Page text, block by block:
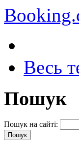
Весь
Пошук
Пошук на сайті: